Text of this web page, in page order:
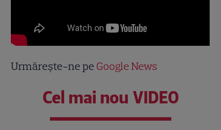
Urmărește-ne pe Google News
Cel mai nou VIDEO